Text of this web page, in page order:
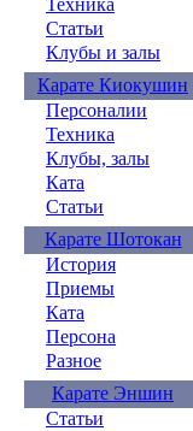
Техника
Статьи
Клубы и залы
Карате Киокушин
Персоналии
Техника
Клубы, залы
Ката
Статьи
Карате Шотокан
История
Приемы
Ката
Персона
Разное
Карате Эншин
Статьи